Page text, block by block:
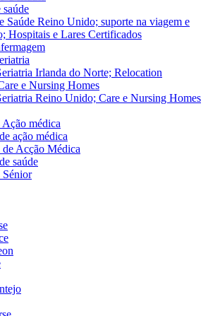
Saúde Reino Unido; suporte na viagem e
Hospitais e Lares Certificados
Irlanda do Norte; Relocation
e Nursing Homes
Reino Unido; Care e Nursing Homes
médica
ação médica
Acção Médica
saúde